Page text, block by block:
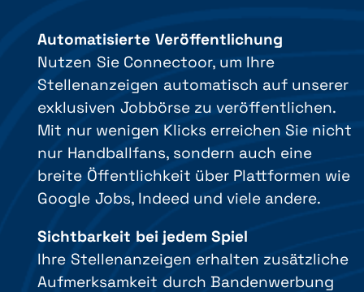
Automatisierte Veröffentlichung
Nutzen Sie Connectoor, um Ihre
Stellenanzeigen automatisch auf unserer
exklusiven Jobbörse zu veröffentlichen.
Mit nur wenigen Klicks erreichen Sie nicht
nur Handballfans, sondern auch eine
breite Öffentlichkeit über Plattformen wie
Google Jobs, Indeed und viele andere.
Sichtbarkeit bei jedem Spiel
Ihre Stellenanzeigen erhalten zusätzliche
Aufmerksamkeit durch Bandenwerbung